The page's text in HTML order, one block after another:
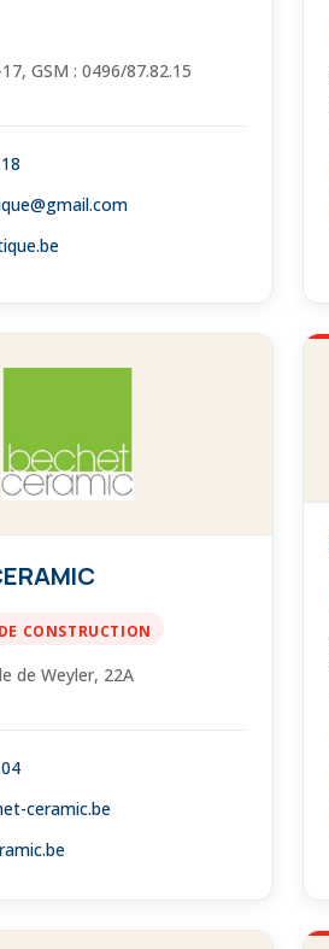
GSM : 0496/87.82.15
CONSTRUCTION
de Weyler, 22A
ceramic.be